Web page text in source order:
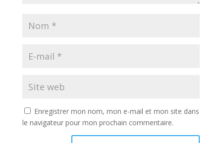
Enregistrer mon nom, mon e-mail et mon site dans
le navigateur pour mon prochain commentaire.